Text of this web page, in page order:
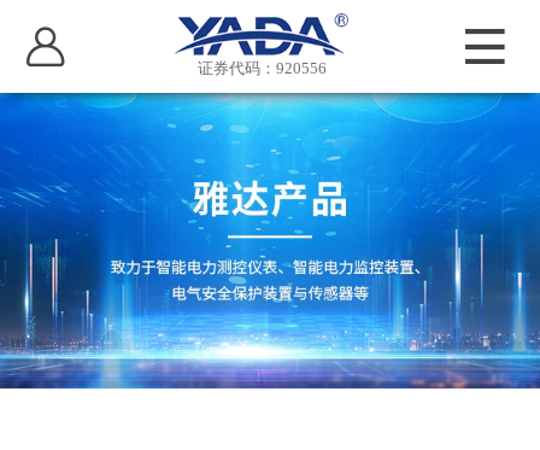
证券代码：920556